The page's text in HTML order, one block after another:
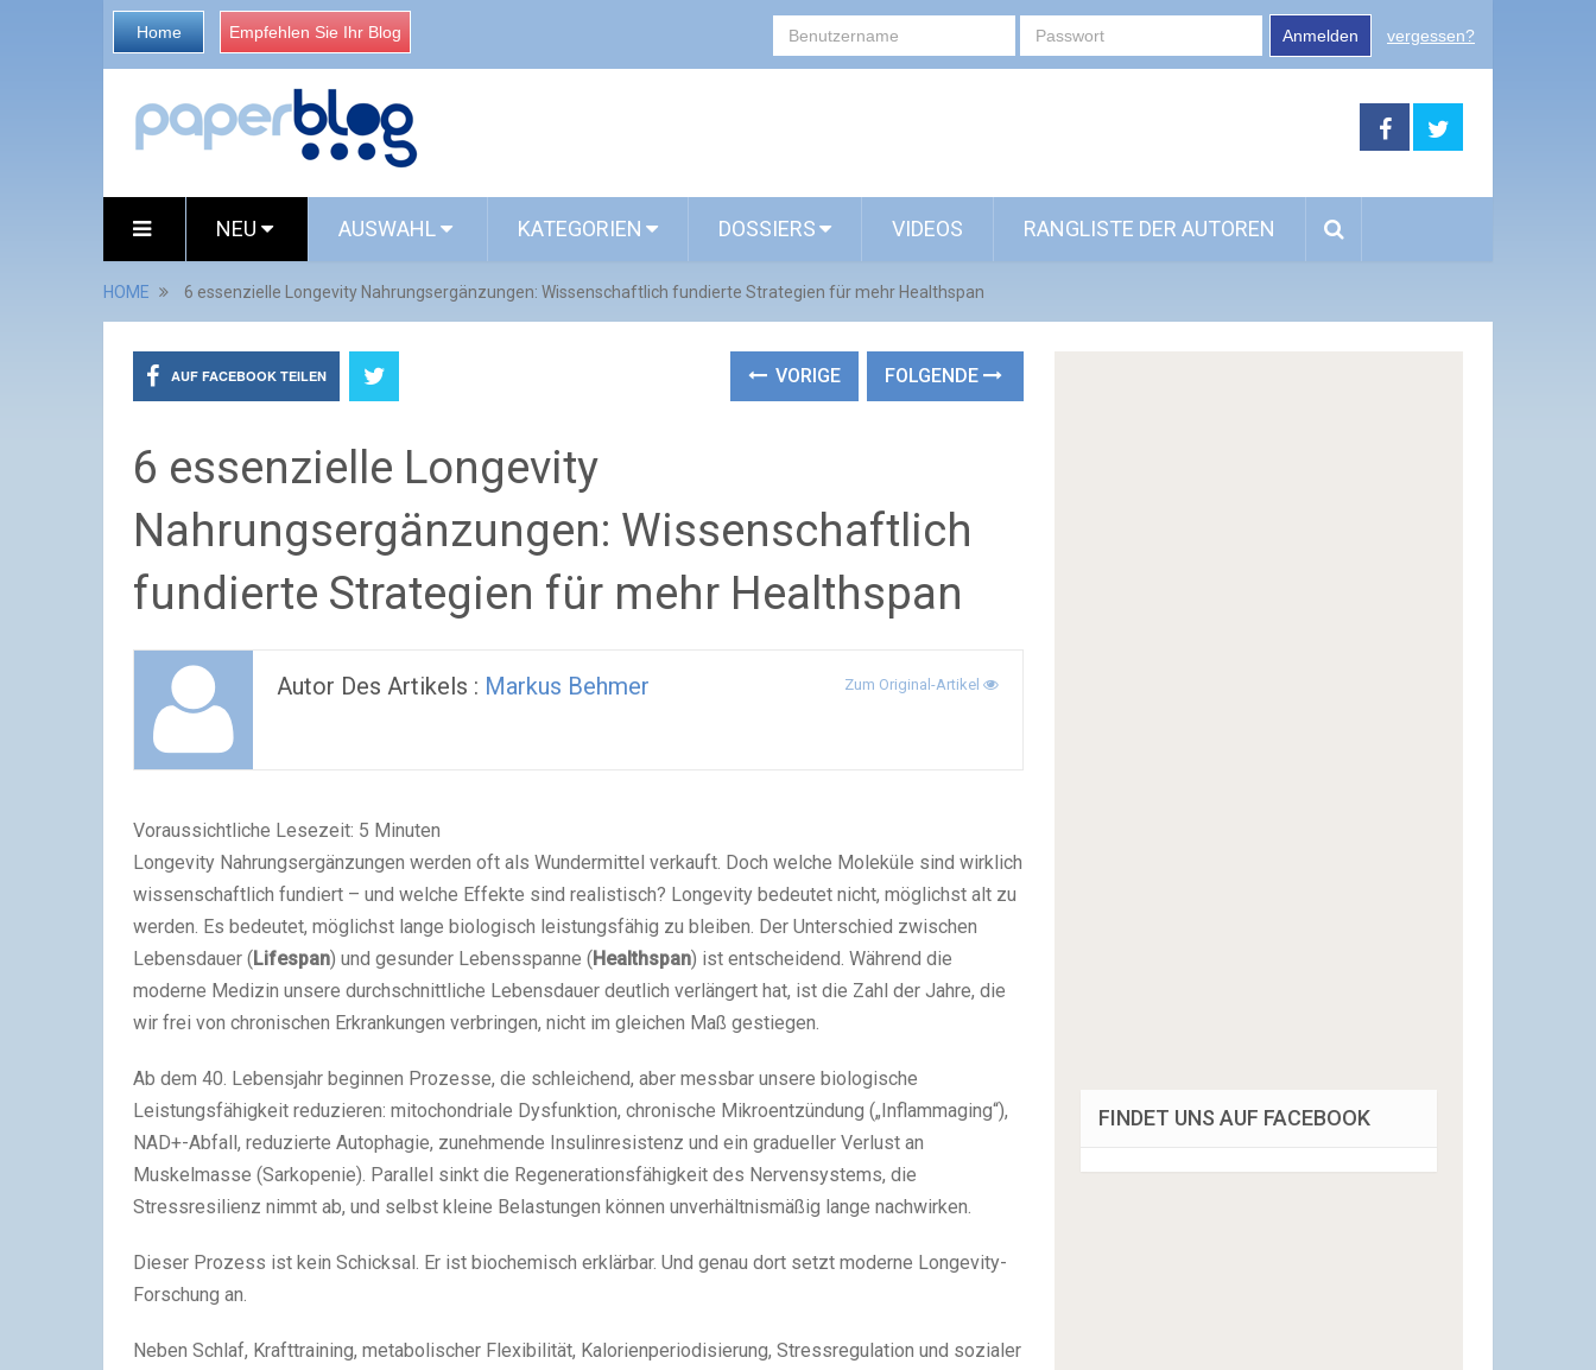
Home Empfehlen Sie Ihr Blog Anmelden vergessen?
NEU AUSWAHL KATEGORIEN DOSSIERS VIDEOS RANGLISTE DER AUTOREN
HOME 6 essenzielle Longevity Nahrungsergänzungen: Wissenschaftlich fundierte Strategien für mehr Healthspan
AUF FACEBOOK TEILEN VORIGE FOLGENDE
6 essenzielle Longevity
Nahrungsergänzungen: Wissenschaftlich
fundierte Strategien für mehr Healthspan
Autor Des Artikels : Markus Behmer Zum Original-Artikel
Voraussichtliche Lesezeit: 5 Minuten
Longevity Nahrungsergänzungen werden oft als Wundermittel verkauft. Doch welche Moleküle sind wirklich
wissenschaftlich fundiert – und welche Effekte sind realistisch? Longevity bedeutet nicht, möglichst alt zu
werden. Es bedeutet, möglichst lange biologisch leistungsfähig zu bleiben. Der Unterschied zwischen
Lebensdauer (Lifespan) und gesunder Lebensspanne (Healthspan) ist entscheidend. Während die
moderne Medizin unsere durchschnittliche Lebensdauer deutlich verlängert hat, ist die Zahl der Jahre, die
wir frei von chronischen Erkrankungen verbringen, nicht im gleichen Maß gestiegen.
Ab dem 40. Lebensjahr beginnen Prozesse, die schleichend, aber messbar unsere biologische
Leistungsfähigkeit reduzieren: mitochondriale Dysfunktion, chronische Mikroentzündung („Inflammaging“),
NAD+-Abfall, reduzierte Autophagie, zunehmende Insulinresistenz und ein gradueller Verlust an
Muskelmasse (Sarkopenie). Parallel sinkt die Regenerationsfähigkeit des Nervensystems, die
Stressresilienz nimmt ab, und selbst kleine Belastungen können unverhältnismäßig lange nachwirken.
Dieser Prozess ist kein Schicksal. Er ist biochemisch erklärbar. Und genau dort setzt moderne Longevity-
Forschung an.
Neben Schlaf, Krafttraining, metabolischer Flexibilität, Kalorienperiodisierung, Stressregulation und sozialer
FINDET UNS AUF FACEBOOK